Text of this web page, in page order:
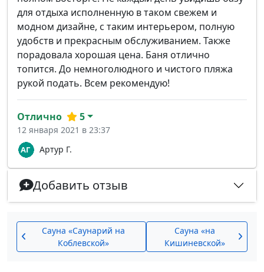
для отдыха исполненную в таком свежем и
модном дизайне, с таким интерьером, полную
удобств и прекрасным обслуживанием. Также
порадовала хорошая цена. Баня отлично
топится. До немноголюдного и чистого пляжа
рукой подать. Всем рекомендую!
Артур Г.
Отлично 5
12 января 2021 в 23:37
Добавить отзыв
Сауна «Саунарий на
Коблевской»
Сауна «на
Кишиневской»